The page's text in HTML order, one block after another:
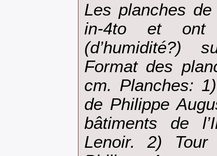
‎Les planches
in-4to et ont
(d’humidité?)
Format des
cm. Planches:
de Philippe
bâtiments de
Lenoir. 2)